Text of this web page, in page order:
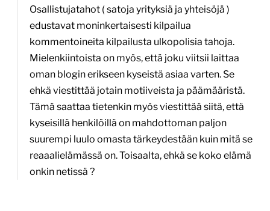
Osallistujatahot ( satoja yrityksiä ja yhteisöjä )
edustavat moninkertaisesti kilpailua
kommentoineita kilpailusta ulkopolisia tahoja.
Mielenkiintoista on myös, että joku viitsii laittaa
oman blogin erikseen kyseistä asiaa varten. Se
ehkä viestittää jotain motiiveista ja päämääristä.
Tämä saattaa tietenkin myös viestittää siitä, että
kyseisillä henkilöillä on mahdottoman paljon
suurempi luulo omasta tärkeydestään kuin mitä se
reaaalielämässä on. Toisaalta, ehkä se koko elämä
onkin netissä ?